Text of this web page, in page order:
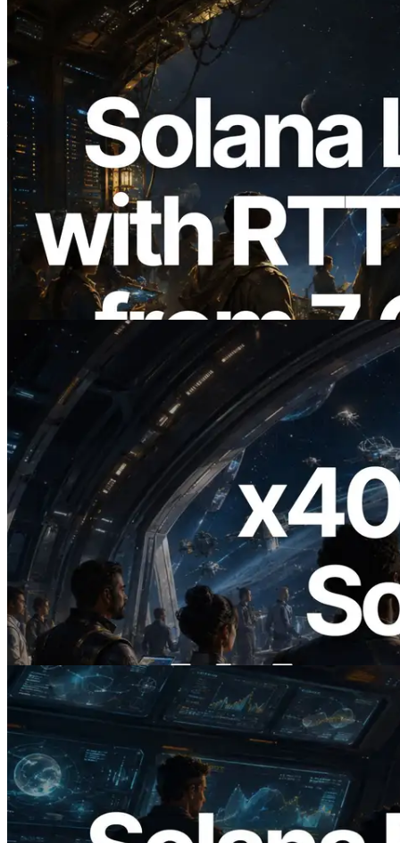
2026.08.05
ERPC mở rộng Solana Leader Slot API
với phép đo ping từ 7 khu vực toàn cầu —
Validators Information API cũng chính
thức ra mắt
Đọc bài viết này
2026.07.04
ERPC ra mắt Solana RPC hỗ trợ x402 —
Mở ra thời đại AI Agent trả tiền theo nhu
cầu cho API cần dùng
Đọc bài viết này